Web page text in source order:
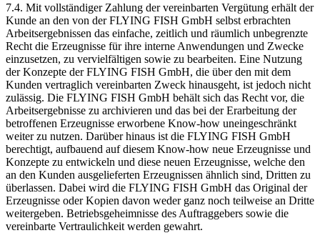
7.4. Mit vollständiger Zahlung der vereinbarten Vergütung erhält der
Kunde an den von der FLYING FISH GmbH selbst erbrachten
Arbeitsergebnissen das einfache, zeitlich und räumlich unbegrenzte
Recht die Erzeugnisse für ihre interne Anwendungen und Zwecke
einzusetzen, zu vervielfältigen sowie zu bearbeiten. Eine Nutzung
der Konzepte der FLYING FISH GmbH, die über den mit dem
Kunden vertraglich vereinbarten Zweck hinausgeht, ist jedoch nicht
zulässig. Die FLYING FISH GmbH behält sich das Recht vor, die
Arbeitsergebnisse zu archivieren und das bei der Erarbeitung der
betroffenen Erzeugnisse erworbene Know-how uneingeschränkt
weiter zu nutzen. Darüber hinaus ist die FLYING FISH GmbH
berechtigt, aufbauend auf diesem Know-how neue Erzeugnisse und
Konzepte zu entwickeln und diese neuen Erzeugnisse, welche den
an den Kunden ausgelieferten Erzeugnissen ähnlich sind, Dritten zu
überlassen. Dabei wird die FLYING FISH GmbH das Original der
Erzeugnisse oder Kopien davon weder ganz noch teilweise an Dritte
weitergeben. Betriebsgeheimnisse des Auftraggebers sowie die
vereinbarte Vertraulichkeit werden gewahrt.